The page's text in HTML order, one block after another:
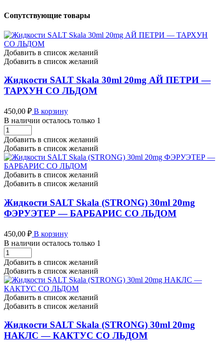
Сопутствующие товары
Добавить в список желаний
Добавить в список желаний
Жидкости SALT Skala 30ml 20mg АЙ ПЕТРИ —
ТАРХУН СО ЛЬДОМ
450,00 ₽ В корзину
В наличии осталось только 1
Жидкости
SALT
Skala
30ml
20mg
АЙ
ПЕТРИ
-
ТАРХУН
СО
ЛЬДОМ
Добавить в список желаний
Добавить в список желаний
Добавить в список желаний
Добавить в список желаний
Жидкости SALT Skala (STRONG) 30ml 20mg
ФЭРУЭТЕР — БАРБАРИС СО ЛЬДОМ
450,00 ₽ В корзину
В наличии осталось только 1
Жидкости
SALT
Skala
(STRONG)
30ml
20mg
ФЭРУЭТЕР
-
БАРБАРИС
СО
ЛЬДОМ
Добавить в список желаний
Добавить в список желаний
Добавить в список желаний
Добавить в список желаний
Жидкости SALT Skala (STRONG) 30ml 20mg
НАКЛС — КАКТУС СО ЛЬДОМ